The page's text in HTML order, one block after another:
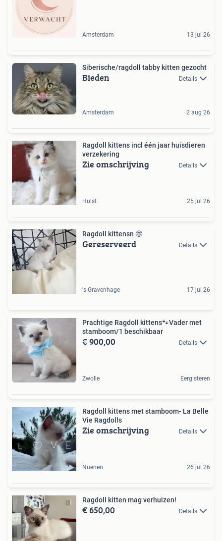
Amsterdam 13 jul 26
Siberische/ragdoll tabby kitten gezocht
Bieden Details
Amsterdam 2 aug 26
Ragdoll kittens incl één jaar huisdieren
verzekering
Zie omschrijving Details
Hulst 25 jul 26
Ragdoll kittensn 🤩
Gereserveerd Details
's-Gravenhage 17 jul 26
Prachtige Ragdoll kittens🐾Vader met
stamboom/1 beschikbaar
€ 900,00 Details
Zwolle Eergisteren
Ragdoll kittens met stamboom- La Belle
Vie Ragdolls
Zie omschrijving Details
Nuenen 26 jul 26
Ragdoll kitten mag verhuizen!
€ 650,00 Details